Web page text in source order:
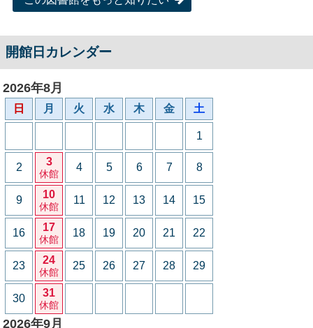
開館日カレンダー
2026年8月
日 月 火 水 木 金 土
1
2 3
休館
4 5 6 7 8
9 10
休館
11 12 13 14 15
16 17
休館
18 19 20 21 22
23 24
休館
25 26 27 28 29
30 31
休館
2026年9月